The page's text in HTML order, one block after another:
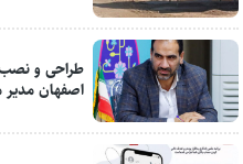
طراحی و نصب
اصفهان مدیر